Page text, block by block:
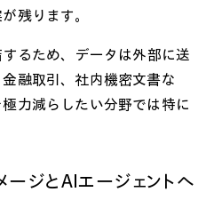
残ります。
るため、データは外部に送
融取引、社内機密文書な
力減らしたい分野では特に
ジとAIエージェントへ